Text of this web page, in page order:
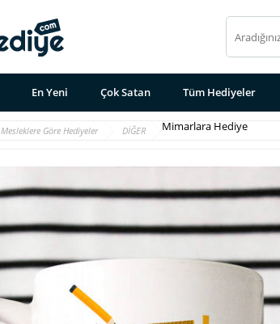
En Yeni Çok Satan Tüm Hediyeler
Mesleklere Göre Hediyeler DİĞER Mimarlara Hediye